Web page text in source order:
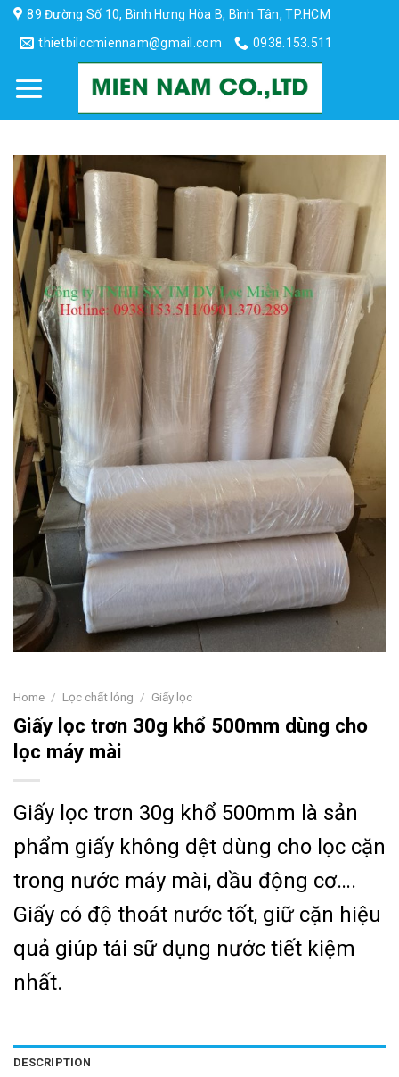
Skip
content
89 Đường Số 10, Bình Hưng Hòa B, Bình Tân, TP.HCM
thietbilocmiennam@gmail.com
0938.153.511
Home / Lọc chất lỏng / Giấy lọc
Giấy lọc trơn 30g khổ 500mm dùng cho
lọc máy mài
Giấy lọc trơn 30g khổ 500mm là sản
phẩm giấy không dệt dùng cho lọc cặn
trong nước máy mài, dầu động cơ….
Giấy có độ thoát nước tốt, giữ cặn hiệu
quả giúp tái sữ dụng nước tiết kiệm
nhất.
DESCRIPTION